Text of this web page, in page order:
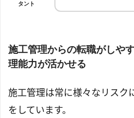
タント
施工管理からの転職がしや
理能力が活かせる
施工管理は常に様々なリスク
をしています。